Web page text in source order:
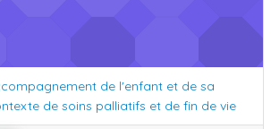
de l'enfant et de sa
de soins palliatifs et de fin de vie